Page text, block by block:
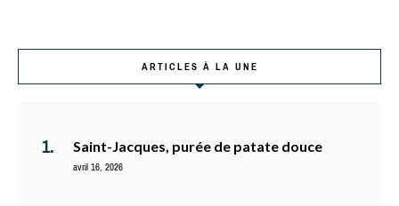
ARTICLES À LA UNE
Saint-Jacques, purée de patate douce
avril 16, 2026